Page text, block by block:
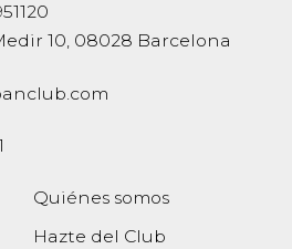
10, 08028 Barcelona
Quiénes somos
Hazte del Club